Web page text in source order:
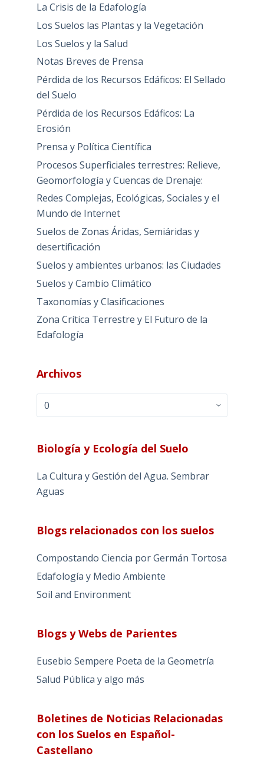
La Crisis de la Edafología
Los Suelos las Plantas y la Vegetación
Los Suelos y la Salud
Notas Breves de Prensa
Pérdida de los Recursos Edáficos: El Sellado
del Suelo
Pérdida de los Recursos Edáficos: La
Erosión
Prensa y Política Científica
Procesos Superficiales terrestres: Relieve,
Geomorfología y Cuencas de Drenaje:
Redes Complejas, Ecológicas, Sociales y el
Mundo de Internet
Suelos de Zonas Áridas, Semiáridas y
desertificación
Suelos y ambientes urbanos: las Ciudades
Suelos y Cambio Climático
Taxonomías y Clasificaciones
Zona Crítica Terrestre y El Futuro de la
Edafología
Archivos
Archivos
Biología y Ecología del Suelo
La Cultura y Gestión del Agua. Sembrar
Aguas
Blogs relacionados con los suelos
Compostando Ciencia por Germán Tortosa
Edafología y Medio Ambiente
Soil and Environment
Blogs y Webs de Parientes
Eusebio Sempere Poeta de la Geometría
Salud Pública y algo más
Boletines de Noticias Relacionadas
con los Suelos en Español-
Castellano